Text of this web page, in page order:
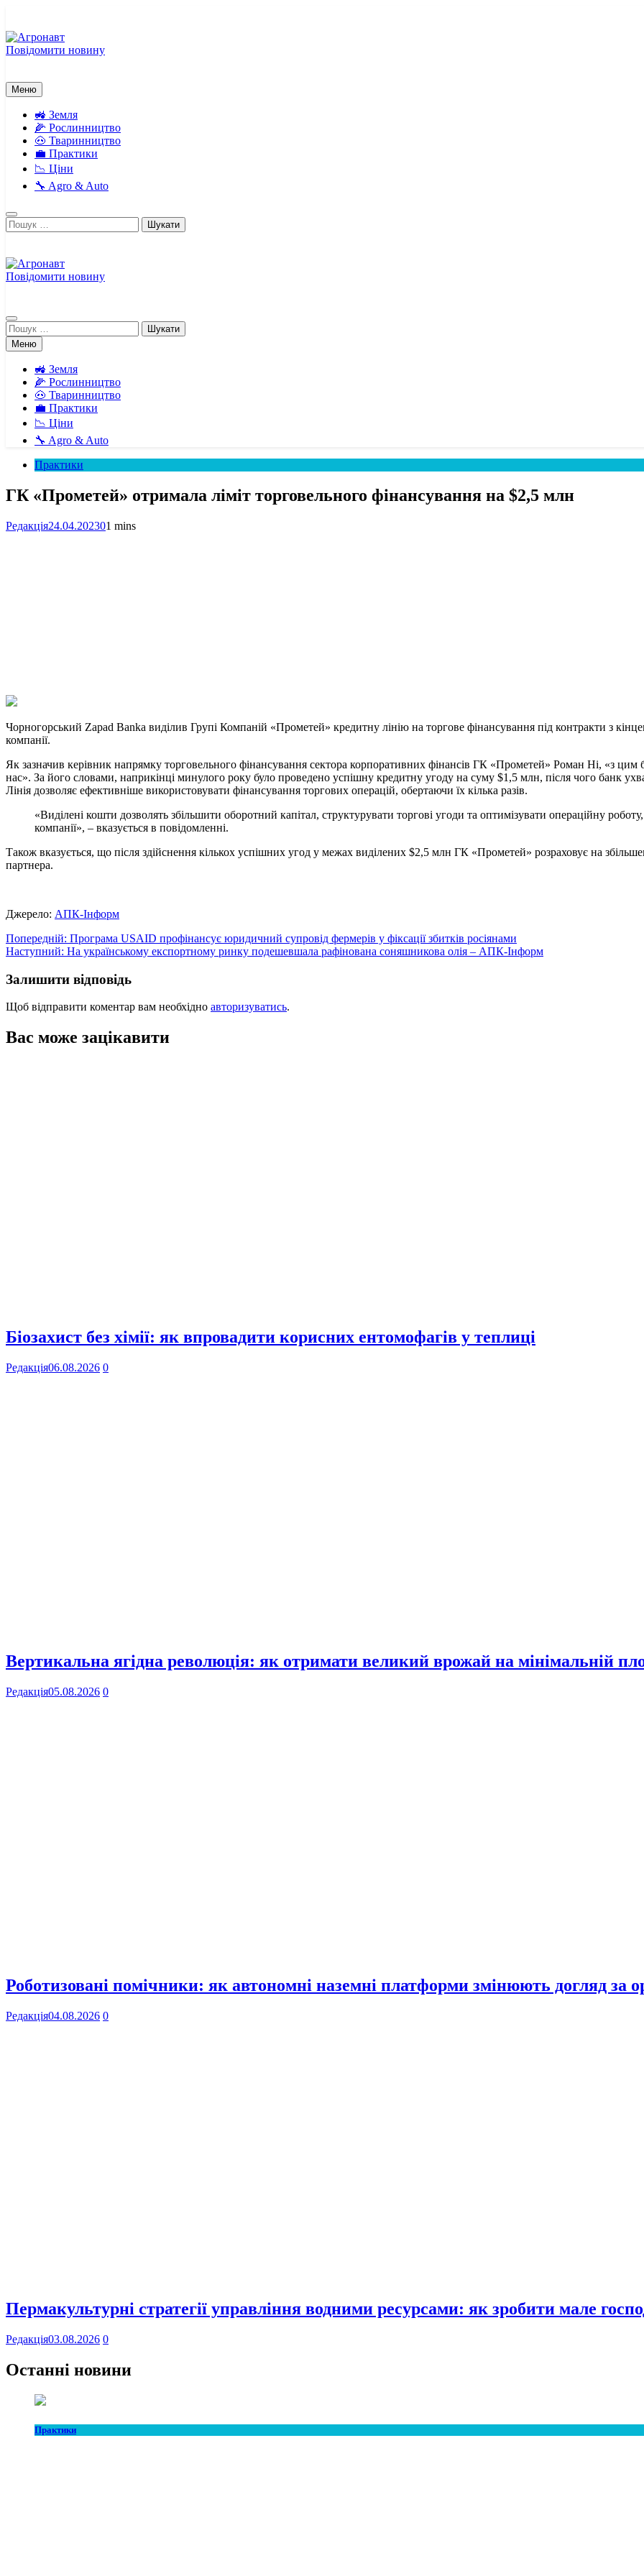
вмісту
Повідомити новину
Меню
🚜 Земля
🌽 Рослинництво
🐽 Тваринництво
💼 Практики
📉 Ціни
🔧 Agro & Auto
Пошук:
Повідомити новину
Пошук:
Меню
🚜 Земля
🌽 Рослинництво
🐽 Тваринництво
💼 Практики
📉 Ціни
🔧 Agro & Auto
Практики
ГК «Прометей» отримала ліміт торговельного фінансування на $2,5 млн
Редакція24.04.202301 mins
Link
Print
Чорногорський Zapad Banka виділив Групі Компаній «Прометей» кредитну лінію на торгове фінансування під контракти з
компанії.
Як зазначив керівник напрямку торговельного фінансування сектора корпоративних фінансів ГК «Прометей» Роман Ні, «з
нас». За його словами, наприкінці минулого року було проведено успішну кредитну угоду на суму $1,5 млн, після чого банк
Лінія дозволяє ефективніше використовувати фінансування торгових операцій, обертаючи їх кілька разів.
«Виділені кошти дозволять збільшити оборотний капітал, структурувати торгові угоди та оптимізувати операційну
компанії», – вказується в повідомленні.
Також вказується, що після здійснення кількох успішних угод у межах виділених $2,5 млн ГК «Прометей» розраховує на
партнера.
Джерело: АПК-Інформ
Навігація
записів
Попередній: Програма USAID профінансує юридичний супровід фермерів у фіксації збитків росіянами
Наступний: На українському експортному ринку подешевшала рафінована соняшникова олія – АПК-Інформ
Залишити відповідь
Щоб відправити коментар вам необхідно авторизуватись.
Вас може зацікавити
Біозахист без хімії: як впровадити корисних ентомофагів у теплиці
Редакція06.08.2026 0
Вертикальна ягідна революція: як отримати великий врожай на мінімальній
Редакція05.08.2026 0
Роботизовані помічники: як автономні наземні платформи змінюють догляд за
Редакція04.08.2026 0
Пермакультурні стратегії управління водними ресурсами: як зробити мале
Редакція03.08.2026 0
Останні новини
Практики